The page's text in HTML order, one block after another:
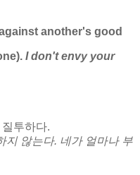
another's good
I don't envy your
투하다.
지 않는다. 네가 얼마나 부